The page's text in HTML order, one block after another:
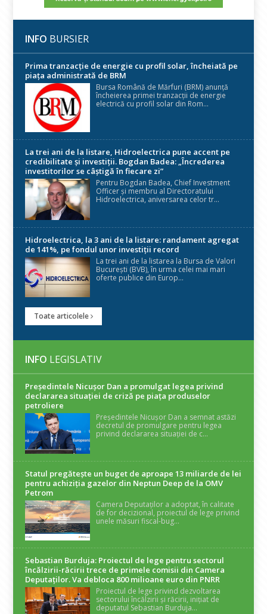
INFO BURSIER
Prima tranzacție de energie cu profil solar, încheiată pe
piața administrată de BRM
Bursa Română de Mărfuri (BRM) anunță
încheierea primei tranzacții de energie
electrică cu profil solar din Rom...
La trei ani de la listare, Hidroelectrica pune accent pe
credibilitate și investiții. Bogdan Badea: „Încrederea
investitorilor se câștigă în fiecare zi”
Pentru Bogdan Badea, Chief Investment
Officer și membru al Directoratului
Hidroelectrica, aniversarea celor tr...
Hidroelectrica, la 3 ani de la listare: randament agregat
de 141%, pe fondul unor investiții record
La trei ani de la listarea la Bursa de Valori
București (BVB), în urma celei mai mari
oferte publice din Europ...
Toate articolele
INFO LEGISLATIV
Președintele Nicuşor Dan a promulgat legea privind
declararea situaţiei de criză pe piaţa produselor
petroliere
Președintele Nicușor Dan a semnat astăzi
decretul de promulgare pentru legea
privind declararea situației de c...
Statul pregătește un buget de aproape 13 miliarde de lei
pentru achiziția gazelor din Neptun Deep de la OMV
Petrom
Camera Deputaților a adoptat, în calitate
de for decizional, proiectul de lege privind
unele măsuri fiscal-bug...
Sebastian Burduja: Proiectul de lege pentru sectorul
încălzirii-răcirii trece de primele comisii din Camera
Deputaților. Va debloca 800 milioane euro din PNRR
Proiectul de lege privind dezvoltarea
sectorului încălzirii și răcirii, inițiat de
deputatul Sebastian Burduja...